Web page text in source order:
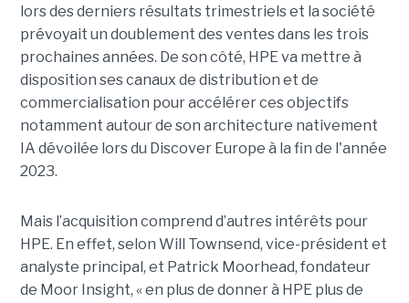
lors des derniers résultats trimestriels et la société
prévoyait un doublement des ventes dans les trois
prochaines années. De son côté, HPE va mettre à
disposition ses canaux de distribution et de
commercialisation pour accélérer ces objectifs
notamment autour de son architecture nativement
IA dévoilée lors du Discover Europe à la fin de l'année
2023.
Mais l’acquisition comprend d’autres intérêts pour
HPE. En effet, selon Will Townsend, vice-président et
analyste principal, et Patrick Moorhead, fondateur
de Moor Insight, « en plus de donner à HPE plus de